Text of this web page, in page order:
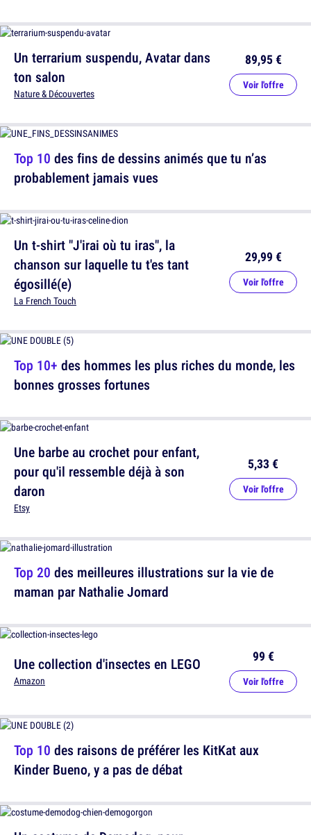
Un terrarium suspendu, Avatar dans
ton salon
Nature & Découvertes
89,95 €
Voir l'offre
Un t-shirt "J'irai où tu iras", la
chanson sur laquelle tu t'es tant
égosillé(e)
La French Touch
29,99 €
Voir l'offre
Une barbe au crochet pour enfant,
pour qu'il ressemble déjà à son
daron
Etsy
5,33 €
Voir l'offre
Une collection d'insectes en LEGO
Amazon
99 €
Voir l'offre
Top 10 des fins de dessins animés que tu n’as
probablement jamais vues
Top 10+ des hommes les plus riches du monde, les
bonnes grosses fortunes
Top 20 des meilleures illustrations sur la vie de
maman par Nathalie Jomard
Top 10 des raisons de préférer les KitKat aux
Kinder Bueno, y a pas de débat